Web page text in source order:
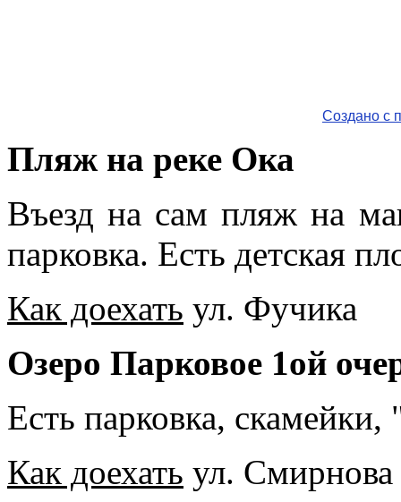
Создано с
Пляж на реке Ока
Въезд на сам пляж на
парковка. Есть детская
Как доехать ул. Фучика
Озеро Парковое 1ой
Есть парковка,
Как доехать ул. Смирнова